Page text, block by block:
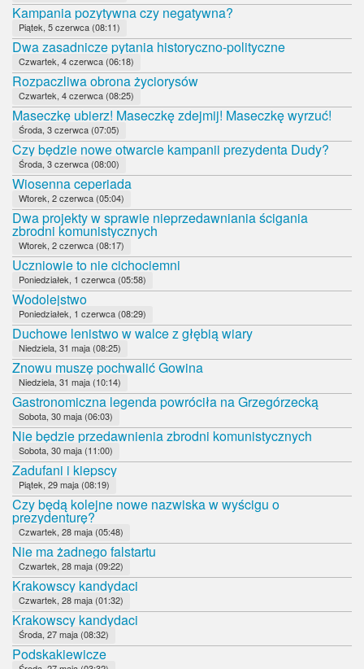
Kampania pozytywna czy negatywna?
Piątek, 5 czerwca (08:11)
Dwa zasadnicze pytania historyczno-polityczne
Czwartek, 4 czerwca (06:18)
Rozpaczliwa obrona życiorysów
Czwartek, 4 czerwca (08:25)
Maseczkę ubierz! Maseczkę zdejmij! Maseczkę wyrzuć!
Środa, 3 czerwca (07:05)
Czy będzie nowe otwarcie kampanii prezydenta Dudy?
Środa, 3 czerwca (08:00)
Wiosenna ceperiada
Wtorek, 2 czerwca (05:04)
Dwa projekty w sprawie nieprzedawniania ścigania
zbrodni komunistycznych
Wtorek, 2 czerwca (08:17)
Uczniowie to nie cichociemni
Poniedziałek, 1 czerwca (05:58)
Wodolejstwo
Poniedziałek, 1 czerwca (08:29)
Duchowe lenistwo w walce z głębią wiary
Niedziela, 31 maja (08:25)
Znowu muszę pochwalić Gowina
Niedziela, 31 maja (10:14)
Gastronomiczna legenda powróciła na Grzegórzecką
Sobota, 30 maja (06:03)
Nie będzie przedawnienia zbrodni komunistycznych
Sobota, 30 maja (11:00)
Zadufani i kiepscy
Piątek, 29 maja (08:19)
Czy będą kolejne nowe nazwiska w wyścigu o
prezydenturę?
Czwartek, 28 maja (05:48)
Nie ma żadnego falstartu
Czwartek, 28 maja (09:22)
Krakowscy kandydaci
Czwartek, 28 maja (01:32)
Krakowscy kandydaci
Środa, 27 maja (08:32)
Podskakiewicze